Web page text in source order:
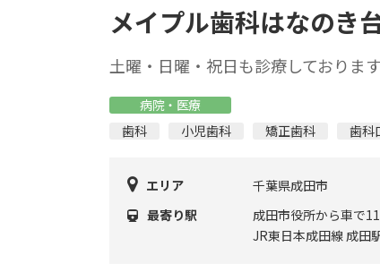
メイプル歯科はなのき
土曜・日曜・祝日も診療しております
病院・医療
歯科
小児歯科 矯正歯科 歯科
エリア
千葉県成田市
最寄り駅
成田市役所から車で
JR東日本成田線 成田